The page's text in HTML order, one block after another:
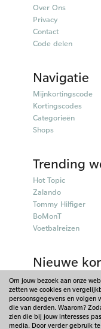
Over Ons
Privacy
Contact
Code delen
Navigatie
Mijnkortingscode
Kortingscodes
Categorieën
Shops
Trending
Hot Topic
Zalando
Tommy Hilfiger
BoMonT
Voetbalreizen
Nieuwe
50plusmobiel
Parfumado
Fitpen
Things I Like
Briters
Om jouw bezoek aan onze
zetten we cookies en
persoonsgegevens en volgen
die van derden. Waarom?
zien die bij jouw interesses
media. Door verder gebruik